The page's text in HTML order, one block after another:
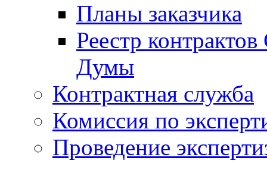
Планы заказчика
Реестр
Думы
Контрактная служба
Комиссия по
Проведение